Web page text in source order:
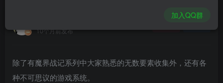
10个月前发布
除了有魔界战记系列中大家熟悉的无数要素收集外，还有各
种不可思议的游戏系统。
加入QQ群